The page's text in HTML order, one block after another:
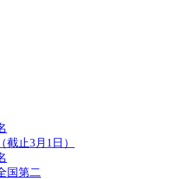
止3月1日）
国第二